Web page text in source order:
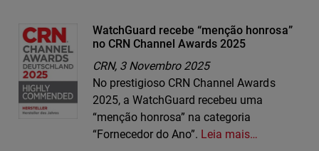
WatchGuard recebe “menção honrosa”
no CRN Channel Awards 2025
CRN, 3 Novembro 2025
No prestigioso CRN Channel Awards
2025, a WatchGuard recebeu uma
“menção honrosa” na categoria
“Fornecedor do Ano”. Leia mais…